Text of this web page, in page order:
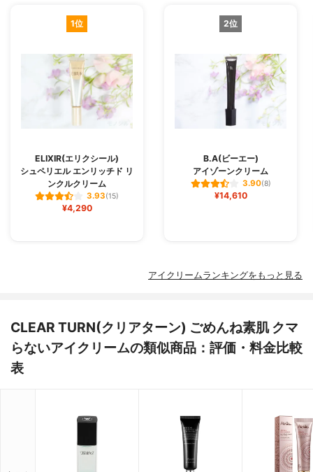
1位
ELIXIR(エリクシール)
シュペリエル エンリッチド リ
ンクルクリーム
3.93(15)
¥4,290
2位
B.A(ビーエー)
アイゾーンクリーム
3.90(8)
¥14,610
アイクリームランキングをもっと見る
CLEAR TURN(クリアターン) ごめんね素肌 クマ
らないアイクリームの類似商品：評価・料金比較
表